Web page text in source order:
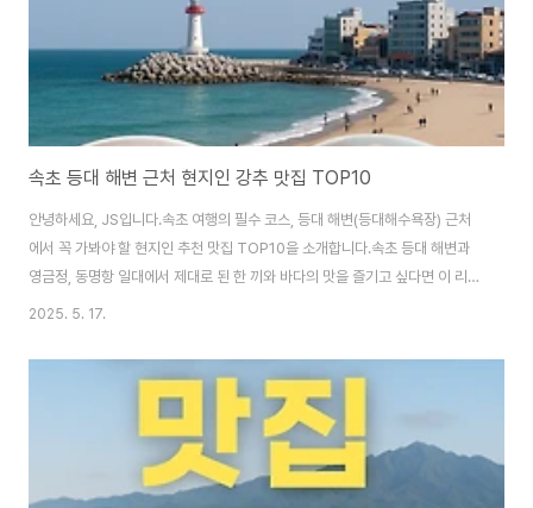
속초 등대 해변 근처 현지인 강추 맛집 TOP10
안녕하세요, JS입니다.속초 여행의 필수 코스, 등대 해변(등대해수욕장) 근처
에서 꼭 가봐야 할 현지인 추천 맛집 TOP10을 소개합니다.속초 등대 해변과
영금정, 동명항 일대에서 제대로 된 한 끼와 바다의 맛을 즐기고 싶다면 이 리스
트를 꼭 참고하세요! 1위. 문어랑 – 현지인, 블로거 모두 인정한 문어 전문점위
일 11:00 ~ 21:30 (월요일 휴무)대표메뉴: 문어삼합, 문어회, 문어맑은탕, 해
신탕, 해물탕[주요 특징 및 리뷰]현지인 강추: 속초 토박이, 터미널 직원, 숙소
사장님까지 모두 추천하는 진짜 현지 맛집.신선함: 입구 수족관에 살아있는 문
어, 가리비, 전복, 조개 등 해산물이 가득.시그니처 메뉴:문..
2025. 5. 17.